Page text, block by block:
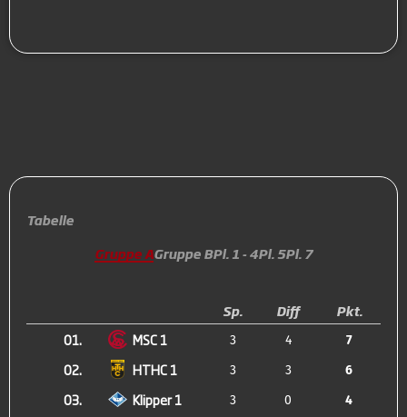
Tabelle
Gruppe AGruppe BPl. 1 - 4Pl. 5Pl. 7
Sp. Diff
Pkt.
01.
MSC 1 3 4 7
02. HTHC 1 3 3 6
03. Klipper 1 3 0 4